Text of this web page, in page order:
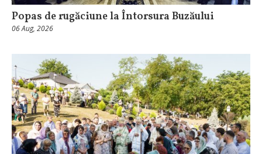
Popas de rugăciune la Întorsura Buzăului
06 Aug, 2026